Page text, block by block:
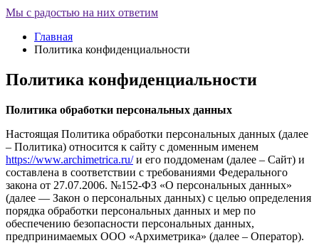
Мы с радостью на них ответим
Главная
Политика конфиденциальности
Политика конфиденциальности
Политика обработки персональных данных
Настоящая Политика обработки персональных данных (далее
– Политика) относится к сайту с доменным именем
https://www.archimetrica.ru/и его поддоменам (далее – Сайт) и
составлена в соответствии с требованиями Федерального
закона от 27.07.2006. №152-ФЗ «О персональных данных»
(далее — Закон о персональных данных) с целью определения
порядка обработки персональных данных и мер по
обеспечению безопасности персональных данных,
предпринимаемых ООО «Архиметрика» (далее – Оператор).